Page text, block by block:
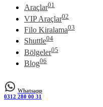
Araçlar01
VIP Araçlar02
Filo Kiralama03
Shuttle04
Bölgeler05
Blog06
Whatsapp
0312 280 00 31